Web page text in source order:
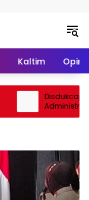
Kaltim Opini
Disdukcapil
Administrasi
Day Tebu